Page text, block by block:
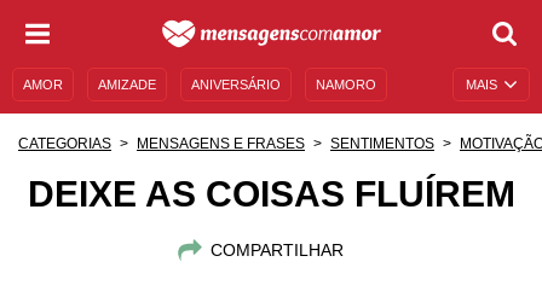
MAIS
AMOR AMIZADE ANIVERSÁRIO NAMORO
CATEGORIAS MENSAGENS E FRASES SENTIMENTOS
DEIXE AS COISAS FLUÍREM
COMPARTILHAR